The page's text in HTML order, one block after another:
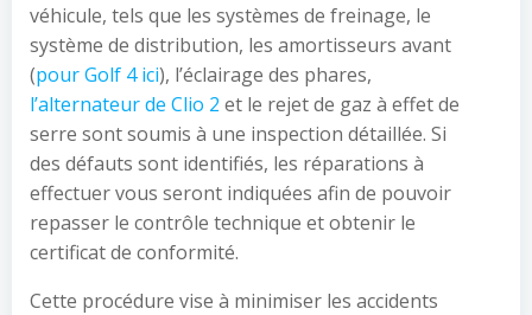
véhicule, tels que les systèmes de freinage, le
système de distribution, les amortisseurs avant
(pour Golf 4 ici), l’éclairage des phares,
l’alternateur de Clio 2 et le rejet de gaz à effet de
serre sont soumis à une inspection détaillée. Si
des défauts sont identifiés, les réparations à
effectuer vous seront indiquées afin de pouvoir
repasser le contrôle technique et obtenir le
certificat de conformité.
Cette procédure vise à minimiser les accidents